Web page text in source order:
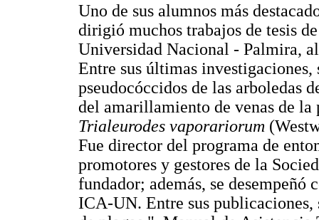
Uno de sus alumnos más
dirigió muchos trabajos de tesis
Universidad Nacional - Palmira,
Entre sus últimas investigaciones,
pseudocóccidos de las arboledas
del amarillamiento de venas de la
Trialeurodes vaporariorum
Fue director del programa de
promotores y gestores de la
fundador; además, se desempeñó
ICA-UN. Entre sus